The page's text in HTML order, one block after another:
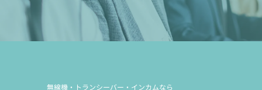
無線機・トランシーバー・インカムなら